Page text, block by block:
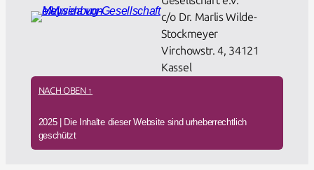
c/o Dr. Marlis Wilde-
Stockmeyer
Virchowstr. 4, 34121
Kassel
NACH OBEN ↑
2025 | Die Inhalte dieser Website sind urheberrechtlich
geschützt